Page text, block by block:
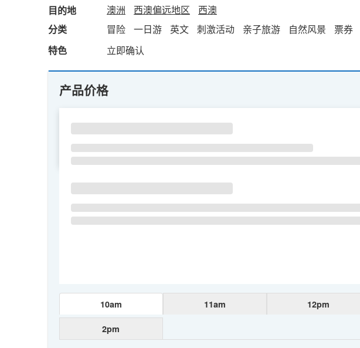
目的地
澳洲 西澳偏远地区
西澳
分类
冒险 一日游 英文 刺激活动 亲子旅游 自然风景
票券
特色
立即确认
产品价格
SU MO TU WE
10am 11am 12pm
2pm